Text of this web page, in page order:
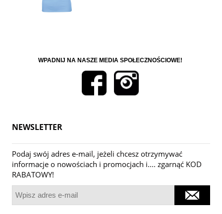
WPADNIJ NA NASZE MEDIA SPOŁECZNOŚCIOWE!
NEWSLETTER
Podaj swój adres e-mail, jeżeli chcesz otrzymywać
informacje o nowościach i promocjach i.... zgarnąć KOD
RABATOWY!